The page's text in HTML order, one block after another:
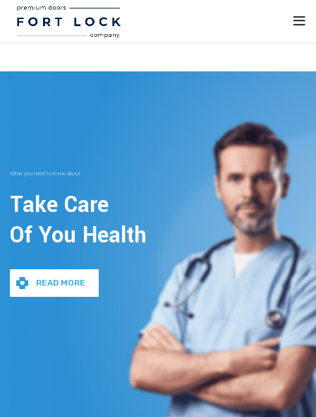
READ MORE
Take Care
Of You Health
What you need to know about